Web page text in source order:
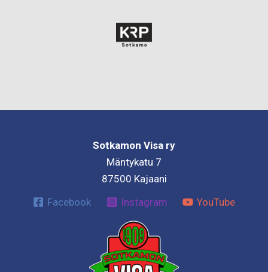
Sotkamon Visa ry
Mäntykatu 7
87500 Kajaani
Facebook
Instagram YouTube